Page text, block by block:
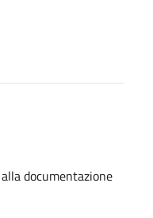
documentazione